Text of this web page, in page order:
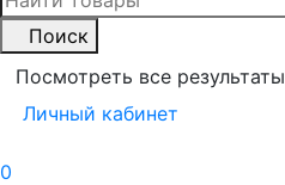
Поиск
Посмотреть все результаты
Личный кабинет
0